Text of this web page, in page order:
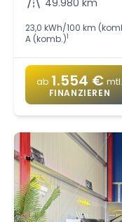
23,0 kWh/100 km
A (komb.)1
ab 1.554 € mtl.
FINANZIEREN